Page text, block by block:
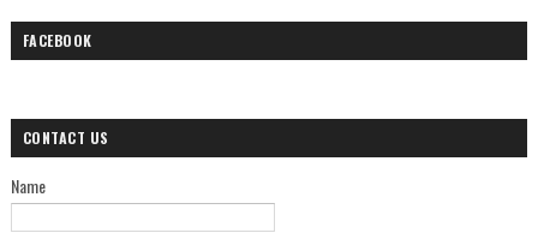
FACEBOOK
CONTACT US
Name